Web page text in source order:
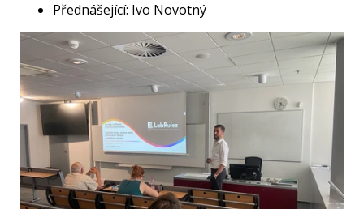
Přednášející: Ivo Novotný